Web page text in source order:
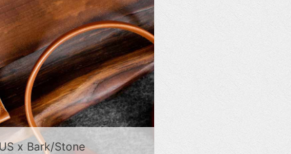
x Bark/Stone